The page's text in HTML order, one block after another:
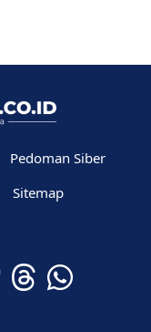
Pedoman Siber
Sitemap